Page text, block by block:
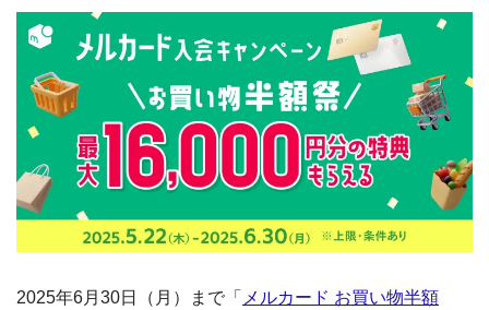
2025年6月30日（月）まで「 メルカード お買い物半額